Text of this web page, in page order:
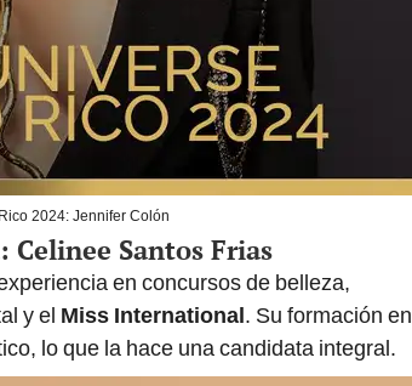
2024: Jennifer Colón
Celinee Santos Frias
en concursos de belleza,
y el Miss International. Su formación en
lo que la hace una candidata integral.